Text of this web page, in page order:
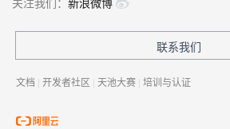
联系我们
文档 | 开发者社区 | 天池大赛 | 培训与认证